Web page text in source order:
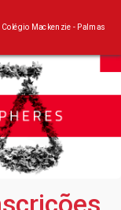
Colégio Mackenzie - Palmas